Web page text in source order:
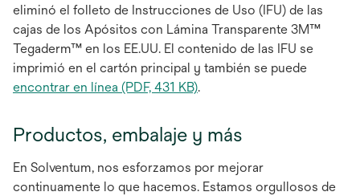
eliminó el folleto de Instrucciones de Uso (IFU) de las
cajas de los Apósitos con Lámina Transparente 3M™
Tegaderm™ en los EE.UU. El contenido de las IFU se
imprimió en el cartón principal y también se puede
encontrar en línea (PDF, 431 KB)se
una
pestaña
nueva
.
Productos, embalaje y más
En Solventum, nos esforzamos por mejorar
continuamente lo que hacemos. Estamos orgullosos de